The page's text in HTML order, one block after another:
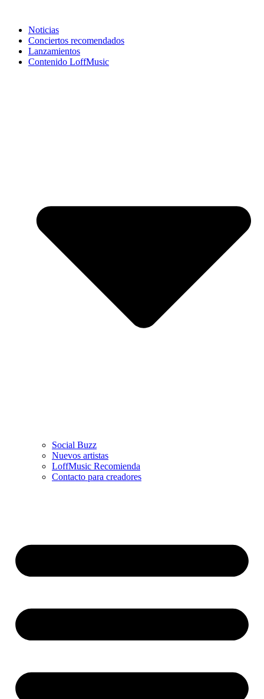
Noticias
Conciertos recomendados
Lanzamientos
Contenido LoffMusic
Social Buzz
Nuevos artistas
LoffMusic Recomienda
Contacto para creadores